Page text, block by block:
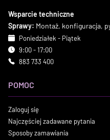
Wsparcie techniczne
Sprawy: Montaż, konfiguracja,
Poniedziałek - Piątek
9:00 - 17:00
883 733 400
POMOC
Zaloguj się
Najczęściej zadawane pytania
Sposoby zamawiania